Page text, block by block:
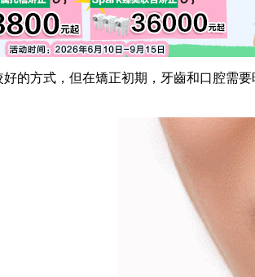
方式，但在矯正初期，牙齒和口腔需要